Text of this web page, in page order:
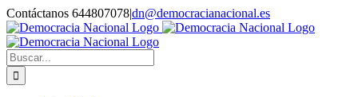
Saltar
al
contenido
Contáctanos 644807078|dn@democracianacional.es
Buscar: